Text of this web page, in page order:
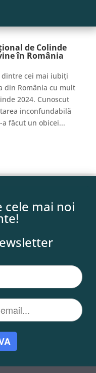
de Colinde
în România
dintre cei mai iubiți
din România cu mult
2024. Cunoscut
inconfundabilă
făcut un obicei...
cele mai noi